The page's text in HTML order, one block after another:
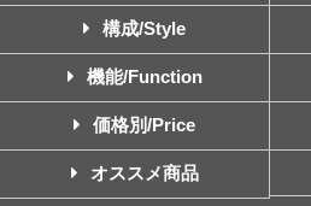
構成/Style
機能/Function
価格別/Price
オススメ商品